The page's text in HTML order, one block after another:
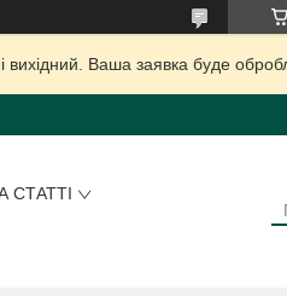
вихідний. Ваша заявка буде
СТАТТІ